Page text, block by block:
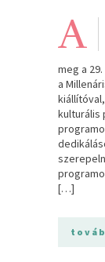
A
meg a
a
kulturális
[…]